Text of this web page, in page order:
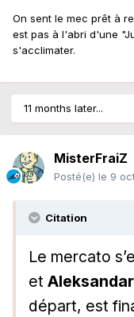
On sent le mec prêt à
est pas à l'abri d'une
s'acclimater.
11 months later...
MisterFraiZ
Posté(e) le 9
Citation
Le mercato
et
départ, est